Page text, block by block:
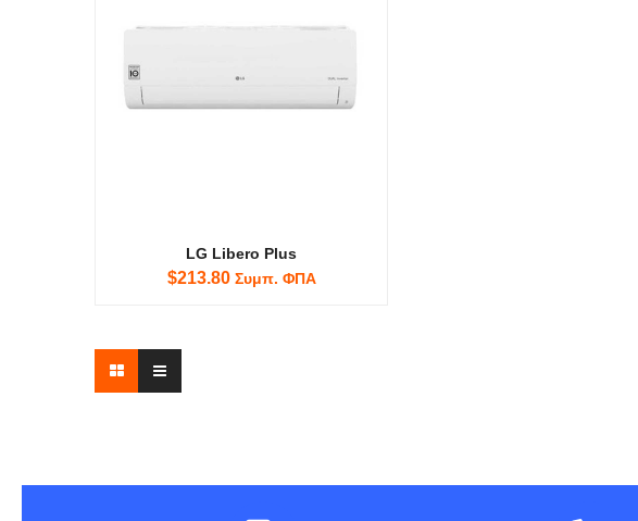
LG Libero Plus
$213.80 Συμπ. ΦΠΑ